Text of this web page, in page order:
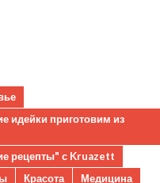
идейки приготовим из
рецепты" с Kruazett
Красота
Медицина